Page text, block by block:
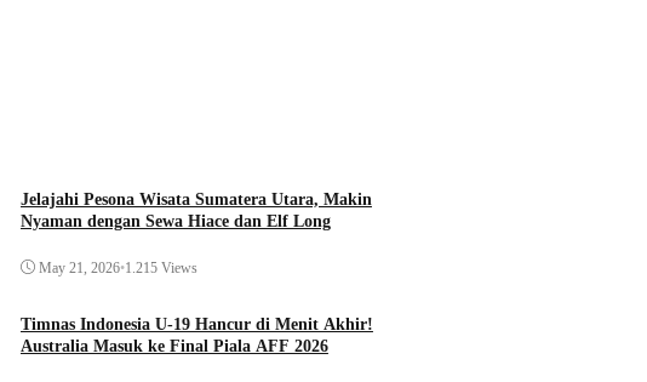
Jelajahi Pesona Wisata Sumatera Utara, Makin
Nyaman dengan Sewa Hiace dan Elf Long
May 21, 2026•1.215 Views
Timnas Indonesia U-19 Hancur di Menit Akhir!
Australia Masuk ke Final Piala AFF 2026